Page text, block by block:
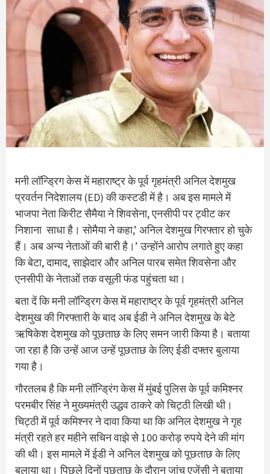
मनी लॉन्ड्रिग केस में महाराष्ट्र के पूर्व गृहमंत्री अनिल देशमुख
प्रवर्तन निदेशालय (ED) की कस्टडी में है। अब इस मामले में
भाजपा नेता किरीट सैमैया ने शिवसेना, एनसीपी पर ट्वीट कर
निशाना साधा है। सोमैया ने कहा,’ अनिल देशमुख गिरफ्तार हो चुके
हैं। अब अन्य नेताओं की बारी है।’ उन्होंने आरोप लगाते हुए कहा
कि बेटा, दामाद, साझेदार और अनिल पारब समेत शिवसेना और
एनसीपी के नेताओं तक वसूली फंड पहुंचता था।
बता दें कि मनी लॉन्ड्रिग केस में महाराष्ट्र के पूर्व गृहमंत्री अनिल
देशमुख की गिरफ्तारी के बाद अब ईडी ने अनिल देशमुख के बेटे
ऋषिकेश देशमुख को पूछताछ के लिए समन जारी किया है। बताया
जा रहा है कि उन्हें आज उन्हें पूछताछ के लिए ईडी दफ्तर बुलाया
गया है।
गौरतलब है कि मनी लॉन्ड्रिंग केस में मुंबई पुलिस के पूर्व कमिश्नर
परमबीर सिंह ने मुख्यमंत्री उद्धव ठाकरे को चिट्ठी लिखी थी।
चिट्ठी में पूर्व कमिश्नर ने दावा किया था कि अनिल देशमुख ने गृह
मंत्री रहते हर महीने सचिन वाझे से 100 करोड़ रुपये देने की मांग
की थी। इस मामले में ईडी ने अनिल देशमुख को पूछताछ के लिए
बुलाया था। पिछले दिनों पूछताछ के दौरान जांच एजेंसी ने बताया